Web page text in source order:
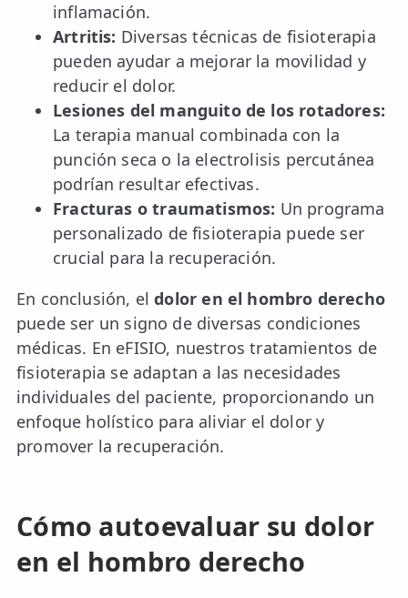
inflamación.
Artritis: Diversas técnicas de fisioterapia
pueden ayudar a mejorar la movilidad y
reducir el dolor.
Lesiones del manguito de los rotadores:
La terapia manual combinada con la
punción seca o la electrolisis percutánea
podrían resultar efectivas.
Fracturas o traumatismos: Un programa
personalizado de fisioterapia puede ser
crucial para la recuperación.
En conclusión, eldolor en el hombro derecho
puede ser un signo de diversas condiciones
médicas. En eFISIO, nuestros tratamientos de
fisioterapia se adaptan a las necesidades
individuales del paciente, proporcionando un
enfoque holístico para aliviar el dolor y
promover la recuperación.
Cómo autoevaluar su dolor
en el hombro derecho